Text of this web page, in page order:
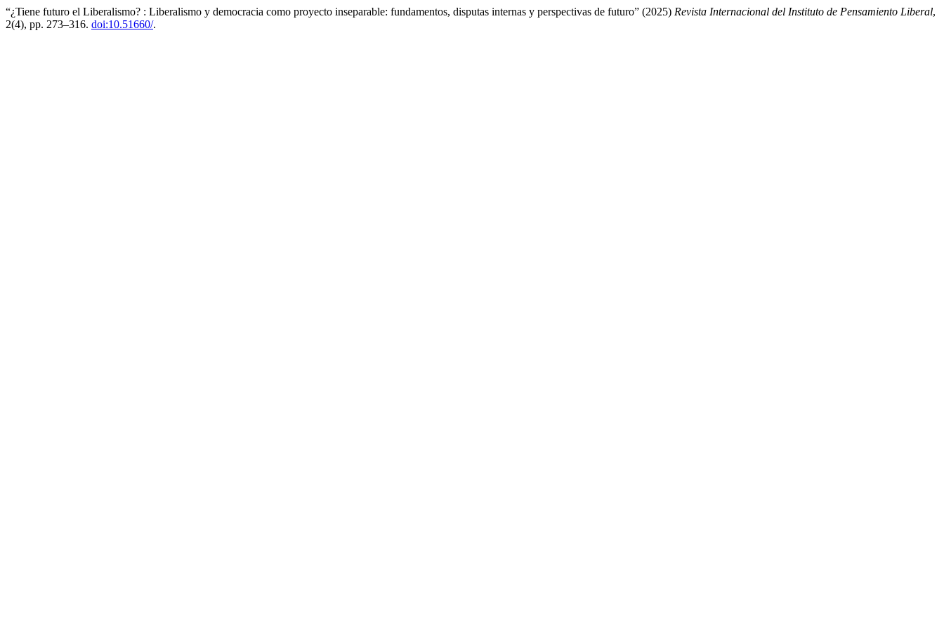
“¿Tiene futuro el Liberalismo? : Liberalismo y democracia como proyecto inseparable: fundamentos, disputas internas y perspectivas de futuro” (2025) Revista Internacional del Instituto de Pensamiento Liberal,
2(4), pp. 273–316. doi:10.51660/.